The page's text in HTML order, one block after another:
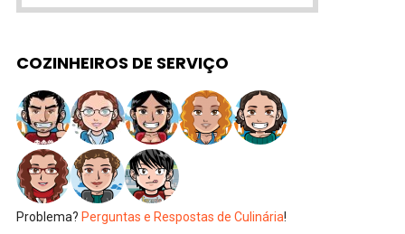
COZINHEIROS DE SERVIÇO
Problema? Perguntas e Respostas de Culinária!